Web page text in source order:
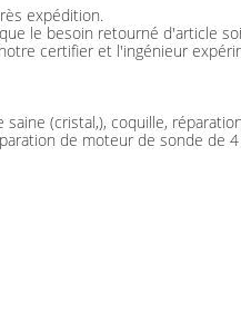
expédition.
le besoin retourné d'article
certifier et l'ingénieur
(cristal,), coquille,
de moteur de sonde de